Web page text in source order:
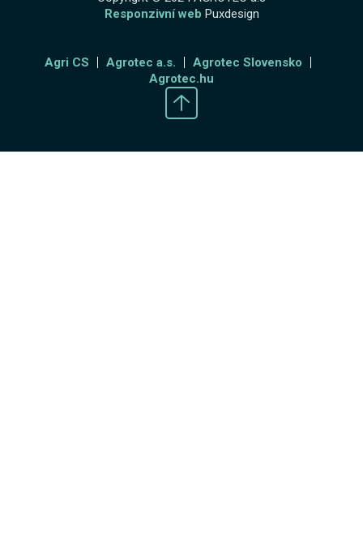
Responzivní web Puxdesign
Agri CS Agrotec a.s.
Agrotec Slovensko
Agrotec.hu